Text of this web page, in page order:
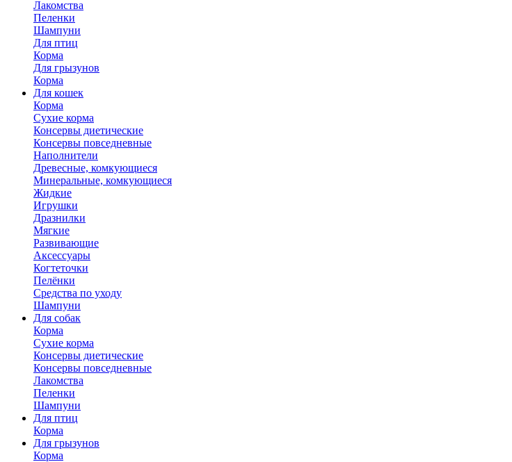
Лакомства
Пеленки
Шампуни
Для птиц
Корма
Для грызунов
Корма
Для кошек
Корма
Сухие корма
Консервы диетические
Консервы повседневные
Наполнители
Древесные, комкующиеся
Минеральные, комкующиеся
Жидкие
Игрушки
Дразнилки
Мягкие
Развивающие
Аксессуары
Когтеточки
Пелёнки
Средства по уходу
Шампуни
Для собак
Корма
Сухие корма
Консервы диетические
Консервы повседневные
Лакомства
Пеленки
Шампуни
Для птиц
Корма
Для грызунов
Корма